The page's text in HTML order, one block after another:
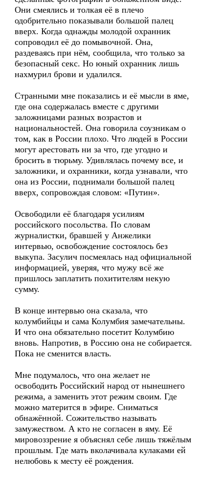
Они смеялись и толкая её в плечо
одобрительно показывали большой палец
вверх. Когда однажды молодой охранник
сопроводил её до помывочной. Она,
раздеваясь при нём, сообщила, что только за
безопасный секс. Но юный охранник лишь
нахмурил брови и удалился.
Странными мне показались и её мысли в яме,
где она содержалась вместе с другими
заложницами разных возрастов и
национальностей. Она говорила соузникам о
том, как в России плохо. Что людей в России
могут арестовать ни за что, где угодно и
бросить в тюрьму. Удивлялась почему все, и
заложники, и охранники, когда узнавали, что
она из России, поднимали большой палец
вверх, сопровождая словом: «Путин».
Освободили её благодаря усилиям
российского посольства. По словам
журналистки, бравшей у Анжелики
интервью, освобождение состоялось без
выкупа. Засулич посмеялась над официальной
информацией, уверяя, что мужу всё же
пришлось заплатить похитителям некую
сумму.
В конце интервью она сказала, что
колумбийцы и сама Колумбия замечательны.
И что она обязательно посетит Колумбию
вновь. Напротив, в Россию она не собирается.
Пока не сменится власть.
Мне подумалось, что она желает не
освободить Российский народ от нынешнего
режима, а заменить этот режим своим. Где
можно матерится в эфире. Сниматься
обнажённой. Сожительство называть
замужеством. А кто не согласен в яму. Её
мировоззрение я объяснял себе лишь тяжёлым
прошлым. Где мать вколачивала кулаками ей
нелюбовь к месту её рождения.